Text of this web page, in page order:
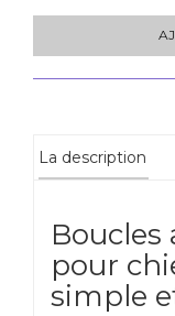
La description
Boucles
pour
simple